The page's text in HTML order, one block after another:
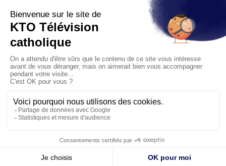
23:57
Entretien : Pierre-Yves Fux, ambassadeur de
Suisse près le Saint-Siège
Diffusé le 20/06/2018
Pourquoi la visite du pape François en Suisse est-elle une
© KTO 2026 — Mentions légales